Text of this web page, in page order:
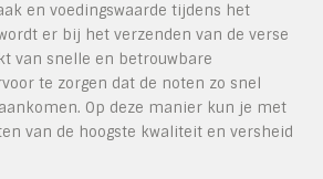
en voedingswaarde tijdens het
er bij het verzenden van de verse
van snelle en betrouwbare
te zorgen dat de noten zo snel
Op deze manier kun je met
van de hoogste kwaliteit en versheid